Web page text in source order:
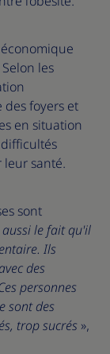
les
foyers et
en situation
santé.
sont
le fait qu'il
Ils
des
personnes
sont des
trop sucrés»,